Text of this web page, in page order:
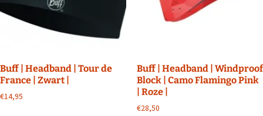
Buff | Headband | Tour de
France | Zwart |
€14,95
Buff | Headband | Windproof
Block | Camo Flamingo Pink
| Roze |
€28,50